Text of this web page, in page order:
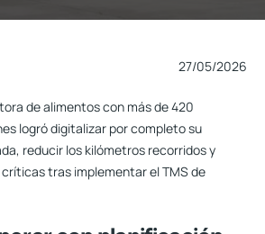
27/05/2026
de alimentos con más de 420
logró digitalizar por completo su
reducir los kilómetros recorridos y
tras implementar el TMS de